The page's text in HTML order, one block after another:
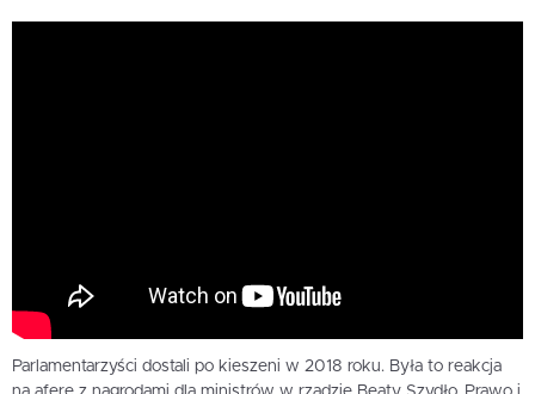
Parlamentarzyści dostali po kieszeni w 2018 roku. Była to reakcja